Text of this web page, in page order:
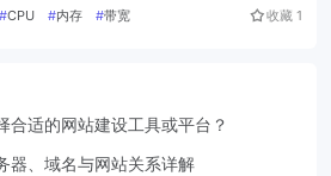
#CPU #内存 #带宽 收藏 1
合适的网站建设工具或平台？
器、域名与网站关系详解